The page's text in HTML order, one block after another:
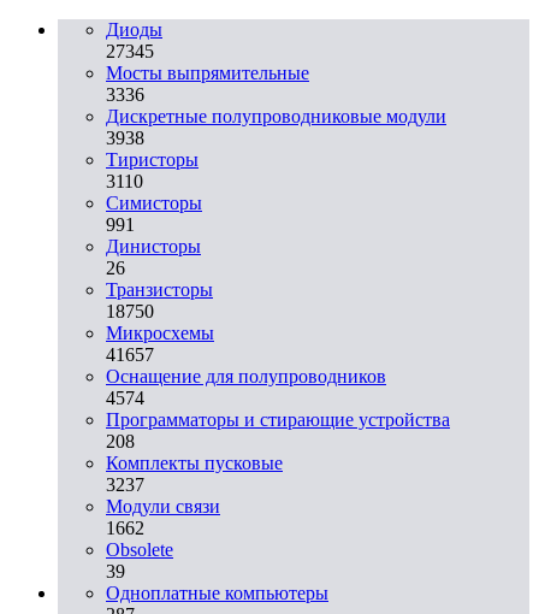
Диоды
27345
Мосты выпрямительные
3336
Дискретные полупроводниковые модули
3938
Тиристоры
3110
Симисторы
991
Динисторы
26
Транзисторы
18750
Микросхемы
41657
Оснащение для полупроводников
4574
Программаторы и стирающие устройства
208
Комплекты пусковые
3237
Модули связи
1662
Obsolete
39
Одноплатные компьютеры